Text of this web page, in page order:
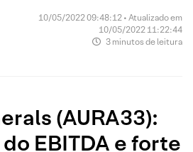
10/05/2022 09:48:12 • Atualizado em
10/05/2022 11:22:44
3 minutos de leitura
(AURA33):
EBITDA e forte